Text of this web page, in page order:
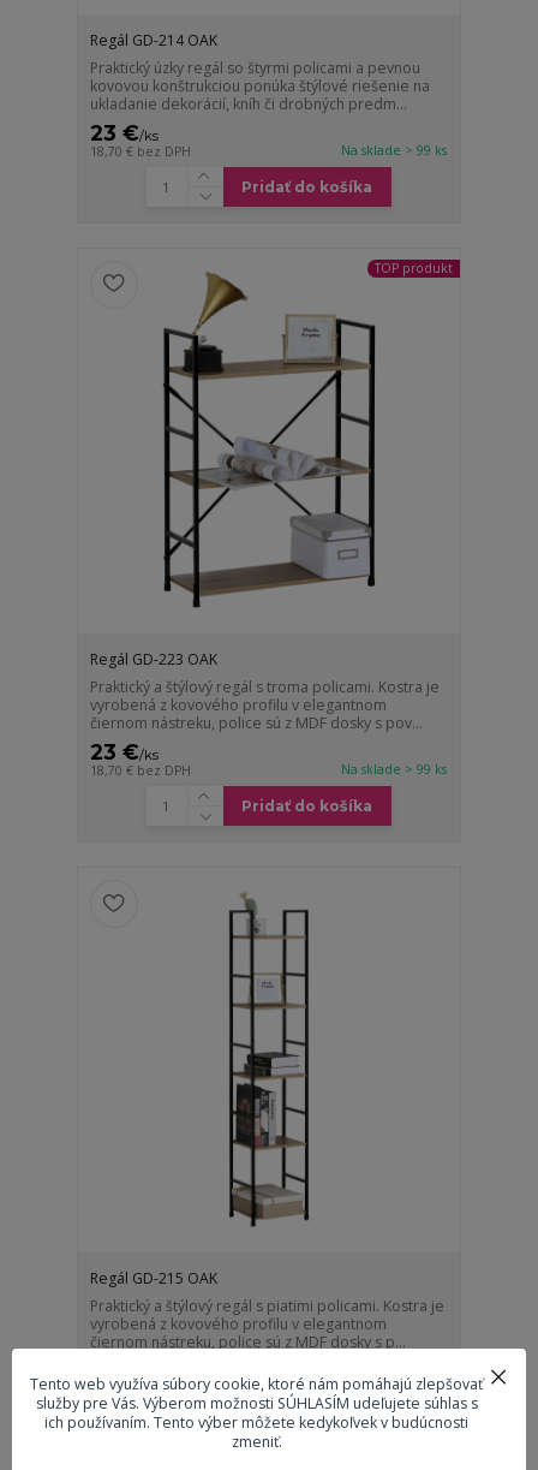
Regál GD-214 OAK
Praktický úzky regál so štyrmi policami a pevnou
kovovou konštrukciou ponúka štýlové riešenie na
ukladanie dekorácií, kníh či drobných predm...
23 €/ks
18,70 € bez DPH Na sklade > 99 ks
Pridať do košíka
TOP produkt
Regál GD-223 OAK
Praktický a štýlový regál s troma policami. Kostra je
vyrobená z kovového profilu v elegantnom
čiernom nástreku, police sú z MDF dosky s pov...
23 €/ks
18,70 € bez DPH Na sklade > 99 ks
Pridať do košíka
Regál GD-215 OAK
Praktický a štýlový regál s piatimi policami. Kostra je
vyrobená z kovového profilu v elegantnom
čiernom nástreku, police sú z MDF dosky s p...
26 €
21,14 €bez DPH Na sklade 49
Pridať do košíka
Tento web využíva súbory cookie, ktoré nám pomáhajú zlepšovať
služby pre Vás. Výberom možnosti SÚHLASÍM udeľujete súhlas s
ich používaním. Tento výber môžete kedykoľvek v budúcnosti
zmeniť.